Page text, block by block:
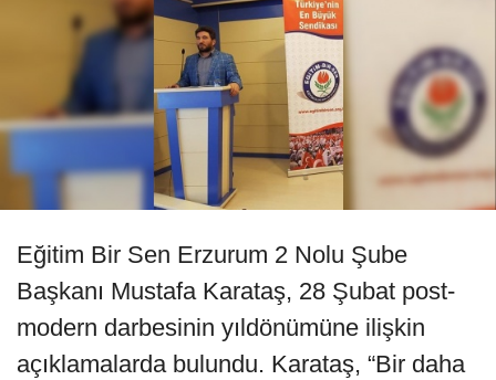
Eğitim Bir Sen Erzurum 2 Nolu Şube
Başkanı Mustafa Karataş, 28 Şubat post-
modern darbesinin yıldönümüne ilişkin
açıklamalarda bulundu. Karataş, “Bir daha